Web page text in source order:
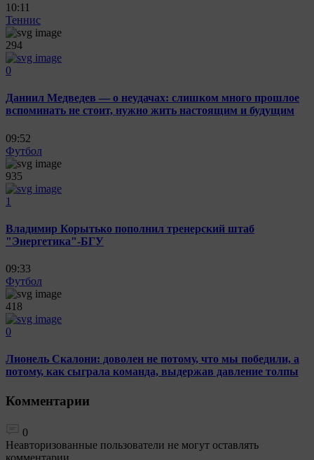
10:11
Теннис
294
0
Даниил Медведев — о неудачах: слишком много прошлое
вспоминать не стоит, нужно жить настоящим и будущим
09:52
Футбол
935
1
Владимир Корытько пополнил тренерский штаб
"Энергетика"-БГУ
09:33
Футбол
418
0
Лионель Скалони: доволен не потому, что мы победили, а
потому, как сыграла команда, выдержав давление толпы
Комментарии
0
Неавторизованные пользователи не могут оставлять